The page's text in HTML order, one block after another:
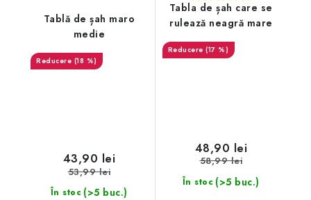
Tablă de șah maro
medie
(18 %)
În stoc (>5 buc.)
43,90 lei
53,99 lei
Tabla de șah care se
rulează neagră mare
(17 %)
În stoc (>5 buc.)
48,90 lei
58,99 lei